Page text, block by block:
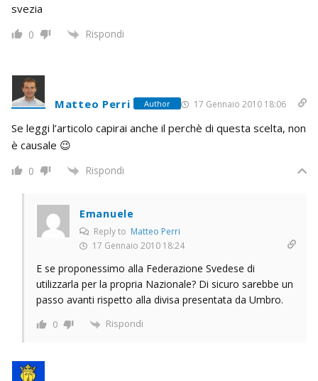
svezia
0 Rispondi
Matteo Perri Author 17 Gennaio 2010 18:06
Se leggi l’articolo capirai anche il perchè di questa scelta, non
è causale 😉
0 Rispondi
Emanuele
Reply to Matteo Perri
17 Gennaio 2010 18:24
E se proponessimo alla Federazione Svedese di
utilizzarla per la propria Nazionale? Di sicuro sarebbe un
passo avanti rispetto alla divisa presentata da Umbro.
0 Rispondi